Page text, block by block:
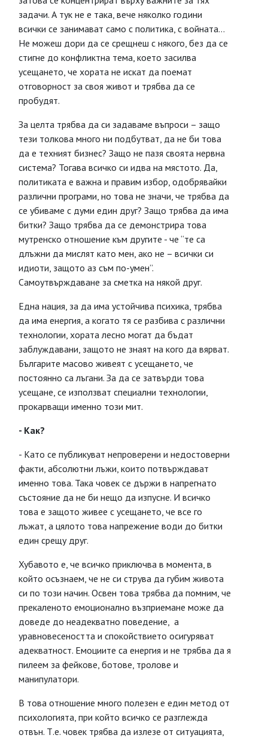
задачи. А тук не е така, вече няколко години
всички се занимават само с политика, с войната...
Не можеш дори да се срещнеш с някого, без да се
стигне до конфликтна тема, което засилва
усещането, че хората не искат да поемат
отговорност за своя живот и трябва да се
пробудят.
За целта трябва да си задаваме въпроси – защо
тези толкова много ни подбутват, да не би това
да е техният бизнес? Защо не пазя своята нервна
система? Тогава всичко си идва на мястото. Да,
политиката е важна и правим избор, одобрявайки
различни програми, но това не значи, че трябва да
се убиваме с думи един друг? Защо трябва да има
битки? Защо трябва да се демонстрира това
мутренско отношение към другите - че “те са
длъжни да мислят като мен, ако не – всички си
идиоти, защото аз съм по-умен”.
Самоутвърждаване за сметка на някой друг.
Една нация, за да има устойчива психика, трябва
да има енергия, а когато тя се разбива с различни
технологии, хората лесно могат да бъдат
заблуждавани, защото не знаят на кого да вярват.
Българите масово живеят с усещането, че
постоянно са лъгани. За да се затвърди това
усещане, се използват специални технологии,
прокарващи именно този мит.
- Как?
- Като се публикуват непроверени и недостоверни
факти, абсолютни лъжи, които потвърждават
именно това. Така човек се държи в напрегнато
състояние да не би нещо да изпусне. И всичко
това е защото живее с усещането, че все го
лъжат, а цялото това напрежение води до битки
един срещу друг.
Хубавото е, че всичко приключва в момента, в
който осъзнаем, че не си струва да губим живота
си по този начин. Освен това трябва да помним, че
прекаленото емоционално възприемане може да
доведе до неадекватно поведение, а
уравновесеността и спокойствието осигуряват
адекватност. Емоциите са енергия и не трябва да я
пилеем за фейкове, ботове, тролове и
манипулатори.
В това отношение много полезен е един метод от
психологията, при който всичко се разглежда
отвън. Т.е. човек трябва да излезе от ситуацията,